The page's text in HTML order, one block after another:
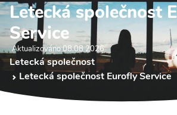
Letecká společnost
Service
Aktualizováno 08.08 2026
Letecká společnost
Letecká společnost Eurofly Service